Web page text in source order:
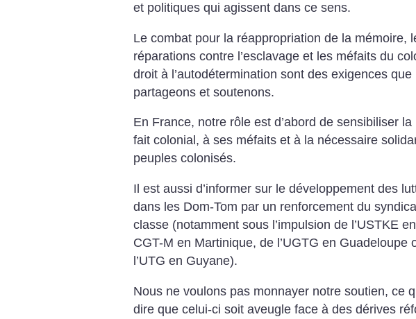
et politiques qui agissent dans ce sens.
Le combat pour la réappropriation de la mémoire,
réparations contre l’esclavage et les méfaits du
droit à l’autodétermination sont des exigences que
partageons et soutenons.
En France, notre rôle est d’abord de sensibiliser
fait colonial, à ses méfaits et à la nécessaire
peuples colonisés.
Il est aussi d’informer sur le développement des
dans les Dom-Tom par un renforcement du
classe (notamment sous l’impulsion de l’USTKE
CGT-M en Martinique, de l’UGTG en Guadeloupe
l’UTG en Guyane).
Nous ne voulons pas monnayer notre soutien, ce
dire que celui-ci soit aveugle face à des dérives